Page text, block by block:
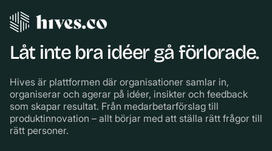
Låt inte bra idéer gå förlorade.
Hives är plattformen där organisationer samlar in,
organiserar och agerar på idéer, insikter och feedback
som skapar resultat. Från medarbetarförslag till
produktinnovation – allt börjar med att ställa rätt frågor till
rätt personer.